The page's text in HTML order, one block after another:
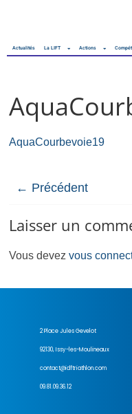
Actualités La LIFT Actions
AquaCourbevoie19
← Précédent
Laisser un
Vous devezvous
2 Place Jules Gevelot
92130, Issy-les-Moulineaux
contact@idftriathlon.com
09.81.09.36.12